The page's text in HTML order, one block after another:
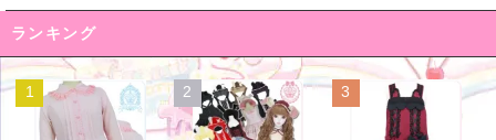
ランキング
1 2 3